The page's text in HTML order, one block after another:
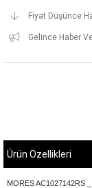
Fiyat Düşünce
Gelince Haber
Ürün Özellikleri
MORES AC1027142RS _